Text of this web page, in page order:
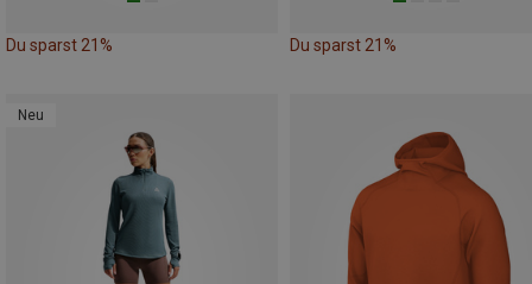
Du sparst 21% Du sparst 21%
Neu